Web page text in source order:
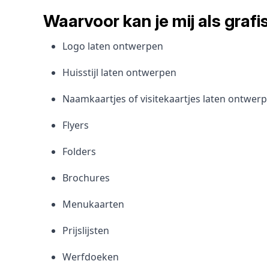
Waarvoor kan je mij als
Logo laten ontwerpen
Huisstijl laten ontwerpen
Naamkaartjes of visitekaartjes laten
Flyers
Folders
Brochures
Menukaarten
Prijslijsten
Werfdoeken